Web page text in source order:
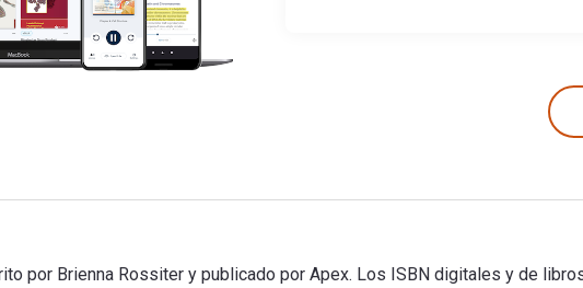
por Brienna Rossiter y publicado por Apex. Los ISBN digitales y de